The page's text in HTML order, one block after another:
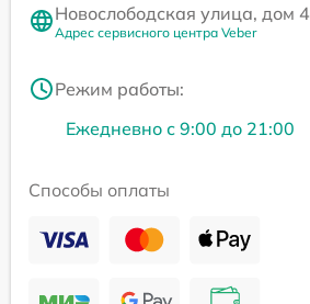
Новослободская улица, дом 4
Адрес сервисного центра Veber
Режим работы:
Ежедневно с 9:00 до 21:00
Способы оплаты